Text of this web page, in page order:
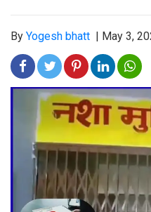
By Yogesh bhatt May 3,